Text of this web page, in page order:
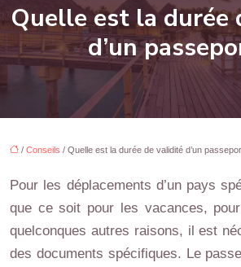
Quelle est la durée
d’un
/ Conseils / Quelle est la durée de validité d’un
Pour les déplacements d’un pays
que ce soit pour les vacances,
quelconques autres raisons, il est
des documents spécifiques. Le